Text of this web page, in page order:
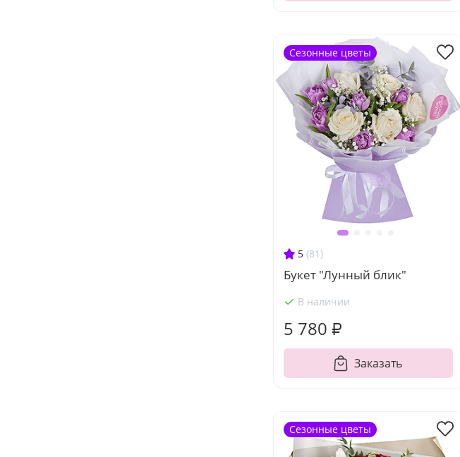
5 (81)
Букет "Лунный блик"
В наличии
5 780 ₽
Заказать
Сезонные цветы
Сезонные цветы